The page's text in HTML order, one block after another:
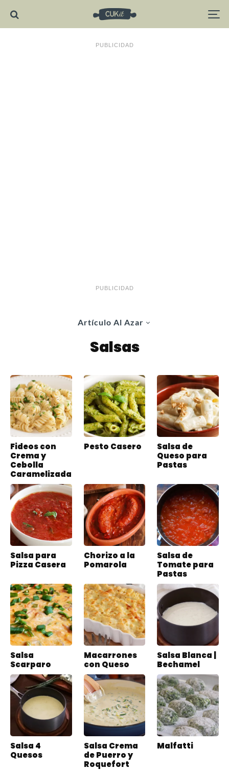
PUBLICIDAD
PUBLICIDAD
Artículo Al Azar
Salsas
Fideos con
Crema y
Cebolla
Caramelizada
Pesto Casero
Salsa de
Queso para
Pastas
Salsa para
Pizza Casera
Chorizo a la
Pomarola
Salsa de
Tomate para
Pastas
Salsa
Scarparo
Macarrones
con Queso
Salsa Blanca |
Bechamel
Salsa 4
Quesos
Salsa Crema
de Puerro y
Roquefort
Malfatti